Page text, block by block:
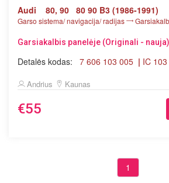
Audi 80, 90 80 90 B3 (1986-1991)
Garso sistema/ navigacija/ radijas
Garsiakalbis panelėje (Originali - nauja)
Detalės kodas: 7 606 103 005 | IC 103
Andrius Kaunas
€55
1